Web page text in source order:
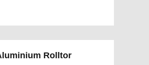
Rolltor